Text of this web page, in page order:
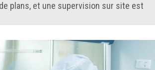
plans, et une supervision sur site est